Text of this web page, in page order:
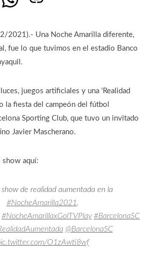
2021).- Una Noche Amarilla diferente,
fue lo que tuvimos en el estadio Banco
juegos artificiales y una ‘Realidad
la fiesta del campeón del fútbol
Sporting Club, que tuvo un invitado
Javier Mascherano.
show aquí:
show de realidad aumentada en la
#NocheAmarilla2021.
#NocheAmarillaxGolTVPlay #BarcelonaSC
@BarcelonaSC
O1zAwti8wf